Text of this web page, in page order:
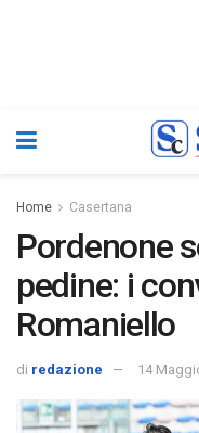
Home Casertana
Pordenone
pedine: i
Romaniello
di redazione 14